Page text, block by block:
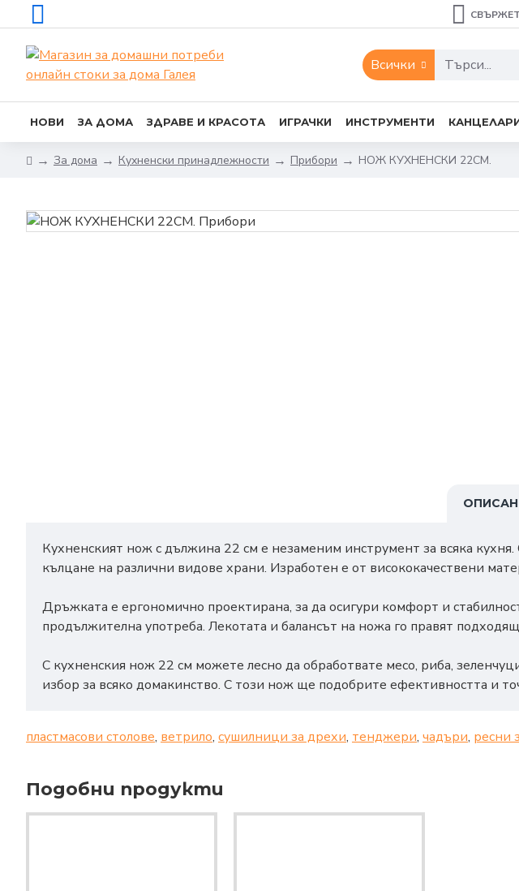
Всички
НОВИ ЗА ДОМА ЗДРАВЕ И КРАСОТА ИГРАЧКИ ИНСТРУМЕНТИ
За дома Кухненски принадлежности Прибори НОЖ КУХНЕНСКИ 22СМ.
Кухненският нож с дължина 22 см е незаменим инструмент за всяка
кълцане на различни видове храни. Изработен е от висококачествени
Дръжката е ергономично проектирана, за да осигури комфорт и
продължителна употреба. Лекотата и балансът на ножа го правят
С кухненския нож 22 см можете лесно да обработвате месо, риба,
избор за всяко домакинство. С този нож ще подобрите ефективността и
пластмасови столове, ветрило, сушилници за дрехи, тенджери, чадъри, ресни
Подобни продукти